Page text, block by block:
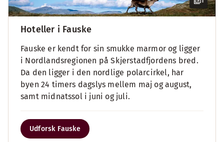
Hoteller i Fauske
Fauske er kendt for sin smukke marmor og ligger
i Nordlandsregionen på Skjerstadfjordens bred.
Da den ligger i den nordlige polarcirkel, har
byen 24 timers dagslys mellem maj og august,
samt midnatssol i juni og juli.
Udforsk Fauske